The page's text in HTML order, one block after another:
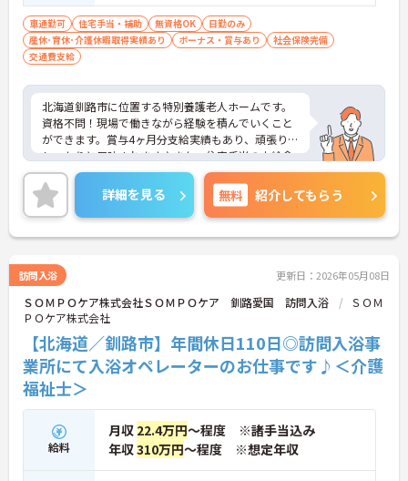
車通勤可 住宅手当・補助 無資格OK
日勤のみ
産休･育休･介護休暇取得実績あり
ボーナス・賞与あり
社会保険完備
交通費支給
北海道釧路市に位置する特別養護老人ホームです。
資格不問！現場で働きながら経験を積んでいくこと
ができます。賞与4ヶ月分支給実績もあり、頑張りが
しっかりと反映されます♪また、住宅手当の支給含
め、各種手当も充実しておりますので、長期的な就
業をしやすい環境です。
ご興味をお持ちの方はお気軽にお問い合わせくださ
い。
詳細を見る 無料 紹介してもらう
訪問入浴 更新日：2026年05月08日
ＳＯＭＰＯケア株式会社ＳＯＭＰＯケア 釧路愛国 訪問入浴
ＳＯＭ
ＰＯケア株式会社
【北海道／釧路市】年間休日110日◎訪問入浴事
業所にて入浴オペレーターのお仕事です♪＜介護
福祉士＞
給料
月収 22.4万円～程度 ※諸手当込み
年収310万円～程度 ※想定年収